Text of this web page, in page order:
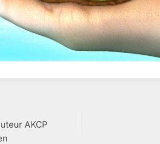
AKCP